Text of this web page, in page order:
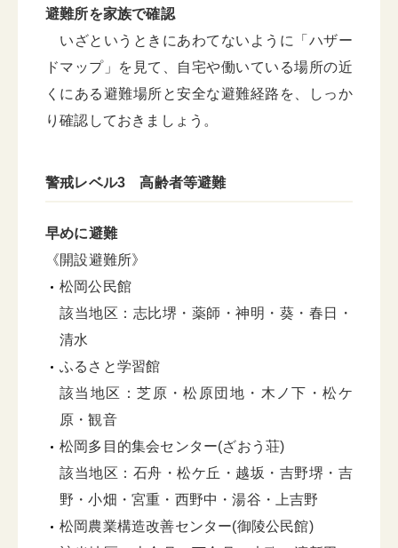
避難所を家族で確認
いざというときにあわてないように「ハザー
ドマップ」を見て、自宅や働いている場所の近
くにある避難場所と安全な避難経路を、しっか
り確認しておきましょう。
警戒レベル3 高齢者等避難
早めに避難
《開設避難所》
松岡公民館
該当地区：志比堺・薬師・神明・葵・春日・
清水
ふるさと学習館
該当地区：芝原・松原団地・木ノ下・松ケ
原・観音
松岡多目的集会センター(ざおう荘)
該当地区：石舟・松ケ丘・越坂・吉野堺・吉
野・小畑・宮重・西野中・湯谷・上吉野
松岡農業構造改善センター(御陵公民館)